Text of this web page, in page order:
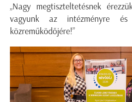
„Nagy megtiszteltetésnek
vagyunk az intézményre
közreműködőjére!”